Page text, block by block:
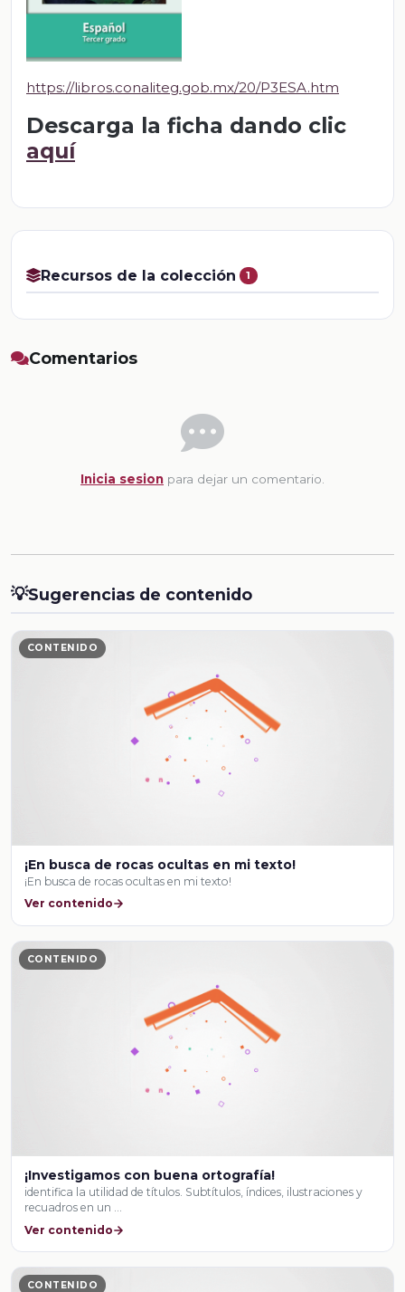
https://libros.conaliteg.gob.mx/20/P3ESA.htm
Descarga la ficha dando clic
aquí
Recursos de la colección 1
Comentarios
Inicia sesion para dejar un comentario.
💡Sugerencias de contenido
CONTENIDO
¡En busca de rocas ocultas en mi texto!
¡En busca de rocas ocultas en mi texto!
Ver contenido
CONTENIDO
¡Investigamos con buena ortografía!
identifica la utilidad de títulos. Subtítulos, índices, ilustraciones y
recuadros en un …
Ver contenido
CONTENIDO